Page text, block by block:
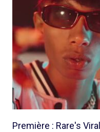
Première : Rare's